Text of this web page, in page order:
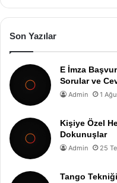
Son Yazılar
E İmza
Sorular ve
Admin 1
Kişiye Özel
Dokunuşlar
Admin 25
Tango